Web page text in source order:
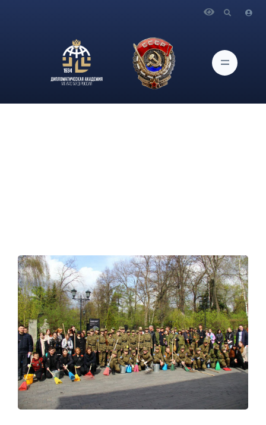
совместно с обучающимися дипломатических кадетских
классов приняли участие в традиционной историко-
патриотической акции «Дипломатический десант - 2024»